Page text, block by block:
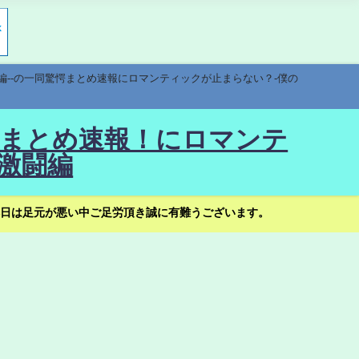
の一同驚愕まとめ速報にロマンティックが止まらない？-僕の
とめ速報！にロマンテ
闘編
足元が悪い中ご足労頂き誠に有難うございます。